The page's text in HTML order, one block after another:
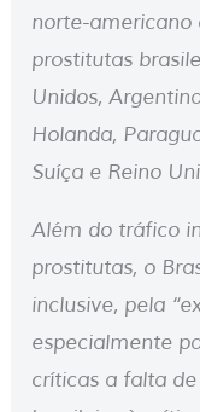
norte-americano
prostitutas
Unidos,
Holanda,
Suíça e Reino
Além do tráfico
prostitutas, o
inclusive, pela
especialmente
críticas a falta